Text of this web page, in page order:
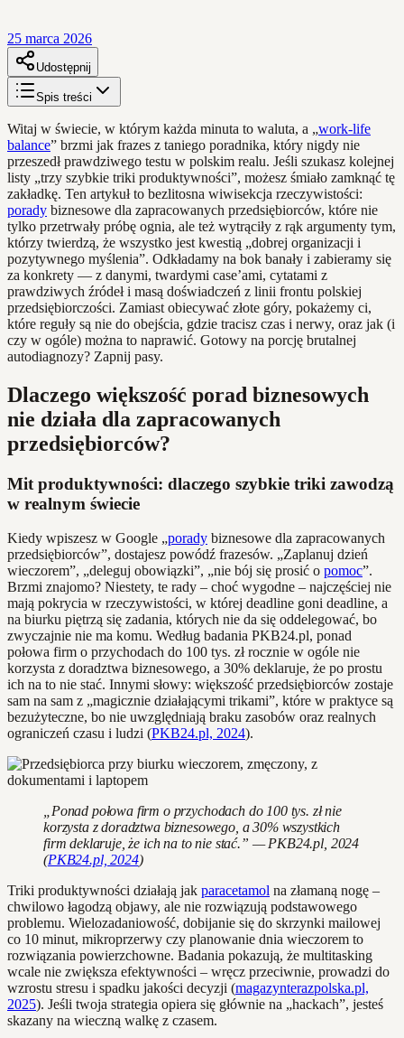
25 marca 2026
Udostępnij
Spis treści
Witaj w świecie, w którym każda minuta to waluta, a „work-life
balance” brzmi jak frazes z taniego poradnika, który nigdy nie
przeszedł prawdziwego testu w polskim realu. Jeśli szukasz kolejnej
listy „trzy szybkie triki produktywności”, możesz śmiało zamknąć tę
zakładkę. Ten artykuł to bezlitosna wiwisekcja rzeczywistości:
porady biznesowe dla zapracowanych przedsiębiorców, które nie
tylko przetrwały próbę ognia, ale też wytrąciły z rąk argumenty tym,
którzy twierdzą, że wszystko jest kwestią „dobrej organizacji i
pozytywnego myślenia”. Odkładamy na bok banały i zabieramy się
za konkrety — z danymi, twardymi case’ami, cytatami z
prawdziwych źródeł i masą doświadczeń z linii frontu polskiej
przedsiębiorczości. Zamiast obiecywać złote góry, pokażemy ci,
które reguły są nie do obejścia, gdzie tracisz czas i nerwy, oraz jak (i
czy w ogóle) można to naprawić. Gotowy na porcję brutalnej
autodiagnozy? Zapnij pasy.
Dlaczego większość porad biznesowych
nie działa dla zapracowanych
przedsiębiorców?
Mit produktywności: dlaczego szybkie triki zawodzą
w realnym świecie
Kiedy wpiszesz w Google „porady biznesowe dla zapracowanych
przedsiębiorców”, dostajesz powódź frazesów. „Zaplanuj dzień
wieczorem”, „deleguj obowiązki”, „nie bój się prosić o pomoc”.
Brzmi znajomo? Niestety, te rady – choć wygodne – najczęściej nie
mają pokrycia w rzeczywistości, w której deadline goni deadline, a
na biurku piętrzą się zadania, których nie da się oddelegować, bo
zwyczajnie nie ma komu. Według badania PKB24.pl, ponad
połowa firm o przychodach do 100 tys. zł rocznie w ogóle nie
korzysta z doradztwa biznesowego, a 30% deklaruje, że po prostu
ich na to nie stać. Innymi słowy: większość przedsiębiorców zostaje
sam na sam z „magicznie działającymi trikami”, które w praktyce są
bezużyteczne, bo nie uwzględniają braku zasobów oraz realnych
ograniczeń czasu i ludzi (PKB24.pl, 2024).
„Ponad połowa firm o przychodach do 100 tys. zł nie
korzysta z doradztwa biznesowego, a 30% wszystkich
firm deklaruje, że ich na to nie stać.” — PKB24.pl, 2024
(PKB24.pl, 2024)
Triki produktywności działają jak paracetamol na złamaną nogę –
chwilowo łagodzą objawy, ale nie rozwiązują podstawowego
problemu. Wielozadaniowość, dobijanie się do skrzynki mailowej
co 10 minut, mikroprzerwy czy planowanie dnia wieczorem to
rozwiązania powierzchowne. Badania pokazują, że multitasking
wcale nie zwiększa efektywności – wręcz przeciwnie, prowadzi do
wzrostu stresu i spadku jakości decyzji (magazynterazpolska.pl,
2025). Jeśli twoja strategia opiera się głównie na „hackach”, jesteś
skazany na wieczną walkę z czasem.